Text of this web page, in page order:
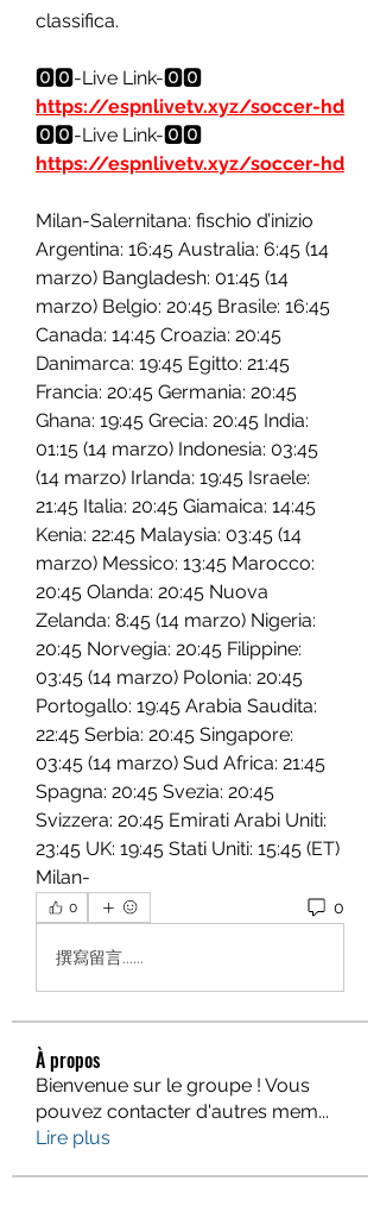
classifica.
https://espnlivetv.xyz/soccer-hd
https://espnlivetv.xyz/soccer-hd
Milan-Salernitana: fischio d’inizio
Argentina: 16:45 Australia: 6:45 (14
marzo) Bangladesh: 01:45 (14
marzo) Belgio: 20:45 Brasile: 16:45
Canada: 14:45 Croazia: 20:45
Danimarca: 19:45 Egitto: 21:45
Francia: 20:45 Germania: 20:45
Ghana: 19:45 Grecia: 20:45 India:
01:15 (14 marzo) Indonesia: 03:45
(14 marzo) Irlanda: 19:45 Israele:
21:45 Italia: 20:45 Giamaica: 14:45
Kenia: 22:45 Malaysia: 03:45 (14
marzo) Messico: 13:45 Marocco:
20:45 Olanda: 20:45 Nuova
Zelanda: 8:45 (14 marzo) Nigeria:
20:45 Norvegia: 20:45 Filippine:
03:45 (14 marzo) Polonia: 20:45
Portogallo: 19:45 Arabia Saudita:
22:45 Serbia: 20:45 Singapore:
03:45 (14 marzo) Sud Africa: 21:45
Spagna: 20:45 Svezia: 20:45
Svizzera: 20:45 Emirati Arabi Uniti:
23:45 UK: 19:45 Stati Uniti: 15:45 (ET)
Milan-
0 0
撰寫留言......
À propos
Bienvenue sur le groupe ! Vous
pouvez contacter d'autres mem...
Lire plus